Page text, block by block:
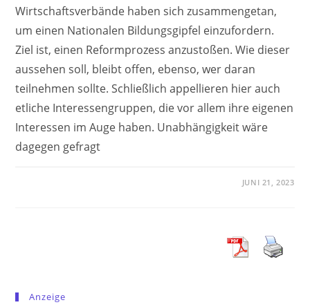
Wirtschaftsverbände haben sich zusammengetan,
um einen Nationalen Bildungsgipfel einzufordern.
Ziel ist, einen Reformprozess anzustoßen. Wie dieser
aussehen soll, bleibt offen, ebenso, wer daran
teilnehmen sollte. Schließlich appellieren hier auch
etliche Interessengruppen, die vor allem ihre eigenen
Interessen im Auge haben. Unabhängigkeit wäre
dagegen gefragt
JUNI 21, 2023
Anzeige